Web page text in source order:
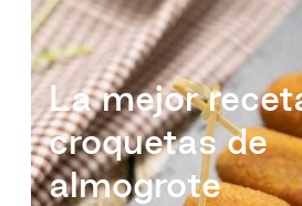
La mejor
croquetas de
almogrote